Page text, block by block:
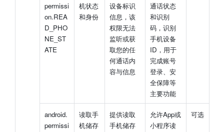
permissi
on.REA
D_PHO
NE_ST
ATE
机状态
和身份
设备标识
信息，该
权限无法
监听或获
取您的任
何通话内
容与信息
通话状态
和识别
码，识别
手机设备
ID，用于
完成账号
登录、安
全保障等
主要功能
android.
permissi
读取手
机储存
提供读取
手机储存
允许App或
小程序读
可选